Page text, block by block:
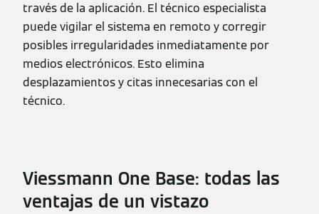
través de la aplicación. El técnico especialista
puede vigilar el sistema en remoto y corregir
posibles irregularidades inmediatamente por
medios electrónicos. Esto elimina
desplazamientos y citas innecesarias con el
técnico.
Viessmann One Base: todas las
ventajas de un vistazo